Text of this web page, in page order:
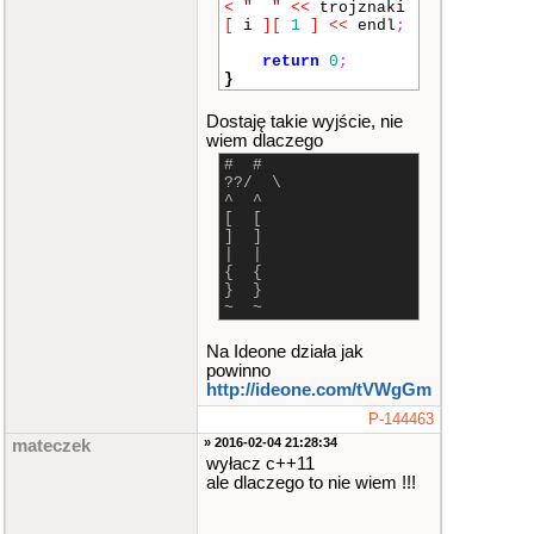
<
" " << trojznaki
i 1 << endl ;
return 0 ;
}
Dostaję takie wyjście, nie
wiem dlaczego
# #
??/ \
^ ^
{ {
} }
~ ~
Na Ideone działa jak
powinno
http://ideone.com/tVWgGm
P-144463
mateczek » 2016-02-04 21:28:34
wyłacz c++11
ale dlaczego to nie wiem !!!